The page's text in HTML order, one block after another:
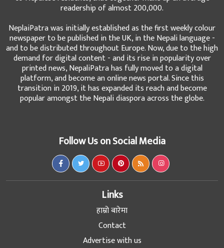
readership of almost 200,000.
NeplaiPatra was initially established as the first weekly colour
newspaper to be published in the UK, in the Nepali language -
and to be distributed throughout Europe. Now, due to the high
demand for digital content - and its rise in popularity over
printed news, NepaliPatra has fully moved to a digital
platform, and become an online news portal. Since this
transition in 2019, it has expanded its reach and become
popular amongst the Nepali diaspora across the globe.
Follow Us on Social Media
Links
हाम्रो बारेमा
Contact
Advertise with us